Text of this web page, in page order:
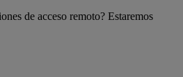
de acceso remoto? Estaremos